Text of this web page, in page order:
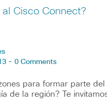
Cisco Connect?
- 0 Comments
para formar parte del
de la región? Te